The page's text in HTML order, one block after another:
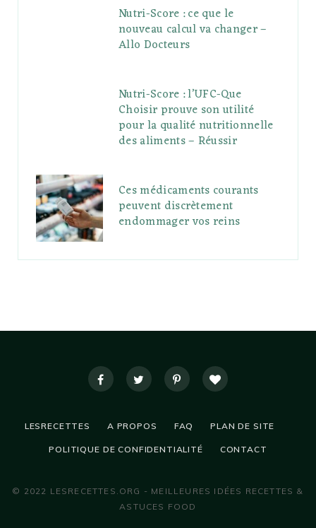
Nutri-Score : ce que le
nouveau calcul va changer –
Allo Docteurs
Nutri-Score : l’UFC-Que
Choisir prouve son utilité
pour la qualité nutritionnelle
des aliments – Réussir
Ces médicaments courants
peuvent discrètement
endommager vos reins
LESRECETTES A PROPOS FAQ PLAN DE SITE
POLITIQUE DE CONFIDENTIALITÉ CONTACT
© 2022 LESRECETTES.ORG - MEILLEURES IDÉES RECETTES &
ASTUCES FOOD